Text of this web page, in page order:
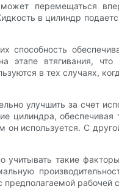
перемещаться
в цилиндр
способность
этапе втягивания,
в тех случаях,
улучшить за счет
цилиндра,
используется. С
такие
предполагаемой рабочей